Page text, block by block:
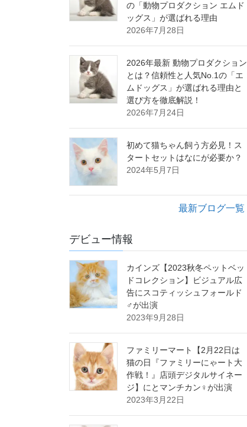
の「動物プロダクション エムド
ッグス」が選ばれる理由
2026年7月28日
2026年最新 動物プロダクション
とは？信頼性と人気No.1の「エ
ムドッグス」が選ばれる理由と
選び方を徹底解説！
2026年7月24日
初めて猫ちゃん飼う方必見！ス
タートセットはなにが必要か？
2024年5月7日
最新ブログ一覧
デビュー情報
カインズ【2023秋冬ペットベッ
ドコレクション】ビジュアル広
告にスコティッシュフォールド
♂が出演
2023年9月28日
ファミリーマート【2月22日は
猫の日『ファミリーにゃート大
作戦！』店頭デジタルサイネー
ジ】にとマンチカン♀が出演
2023年3月22日